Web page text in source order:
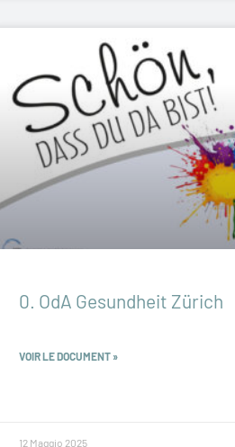
0. OdA Gesundheit Zürich
VOIR LE DOCUMENT »
12 Maggio 2025